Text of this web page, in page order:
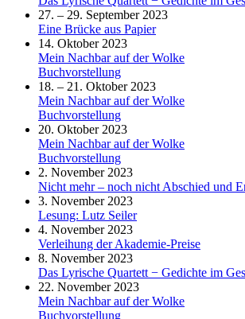
27. – 29. September 2023
Eine Brücke aus Papier
14. Oktober 2023
Mein Nachbar auf der Wolke
Buchvorstellung
18. – 21. Oktober 2023
Mein Nachbar auf der Wolke
Buchvorstellung
20. Oktober 2023
Mein Nachbar auf der Wolke
Buchvorstellung
2. November 2023
Nicht mehr – noch nicht Abschied und
3. November 2023
Lesung: Lutz Seiler
4. November 2023
Verleihung der Akademie-Preise
8. November 2023
Das Lyrische Quartett − Gedichte im
22. November 2023
Mein Nachbar auf der Wolke
Buchvorstellung